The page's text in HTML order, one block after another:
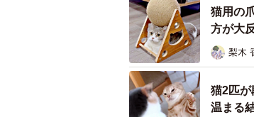
プラチナキ
猫用の
方が大
梨木
猫2匹
温まる